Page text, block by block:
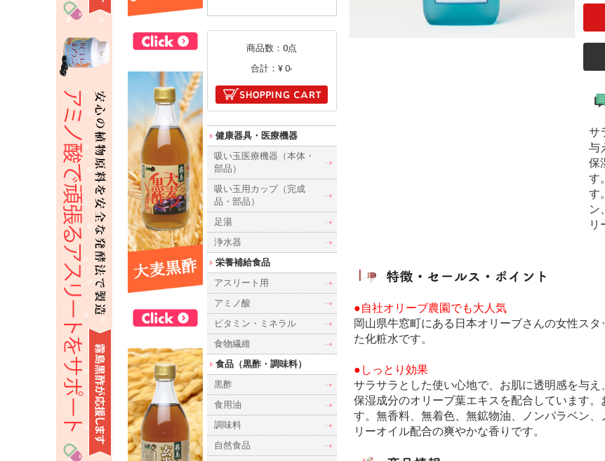
サ
与
保
す
す
ン
リ
●自社オリーブ農園でも大人気
岡山県牛窓町にある日本オリーブさんの女性ス
た化粧水です。
●しっとり効果
サラサラとした使い心地で、お肌に透明感を与
保湿成分のオリーブ葉エキスを配合しています
す。無香料、無着色、無鉱物油、ノンパラベン
リーオイル配合の爽やかな香りです。
商品数：0点
合計：¥ 0-
健康器具・医療機器
吸い玉医療機器（本体・
部品）
吸い玉用カップ（完成
品・部品）
足湯
浄水器
栄養補給食品
アスリート用
アミノ酸
ビタミン・ミネラル
食物繊維
食品（黒酢・調味料）
黒酢
食用油
調味料
自然食品